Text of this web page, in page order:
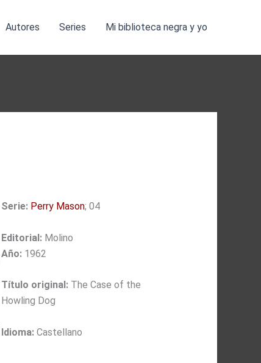
Autores Series Mi biblioteca negra y yo
Serie: Perry Mason; 04
Editorial: Molino
Año: 1962
Título original: The Case of the
Howling Dog
Idioma: Castellano